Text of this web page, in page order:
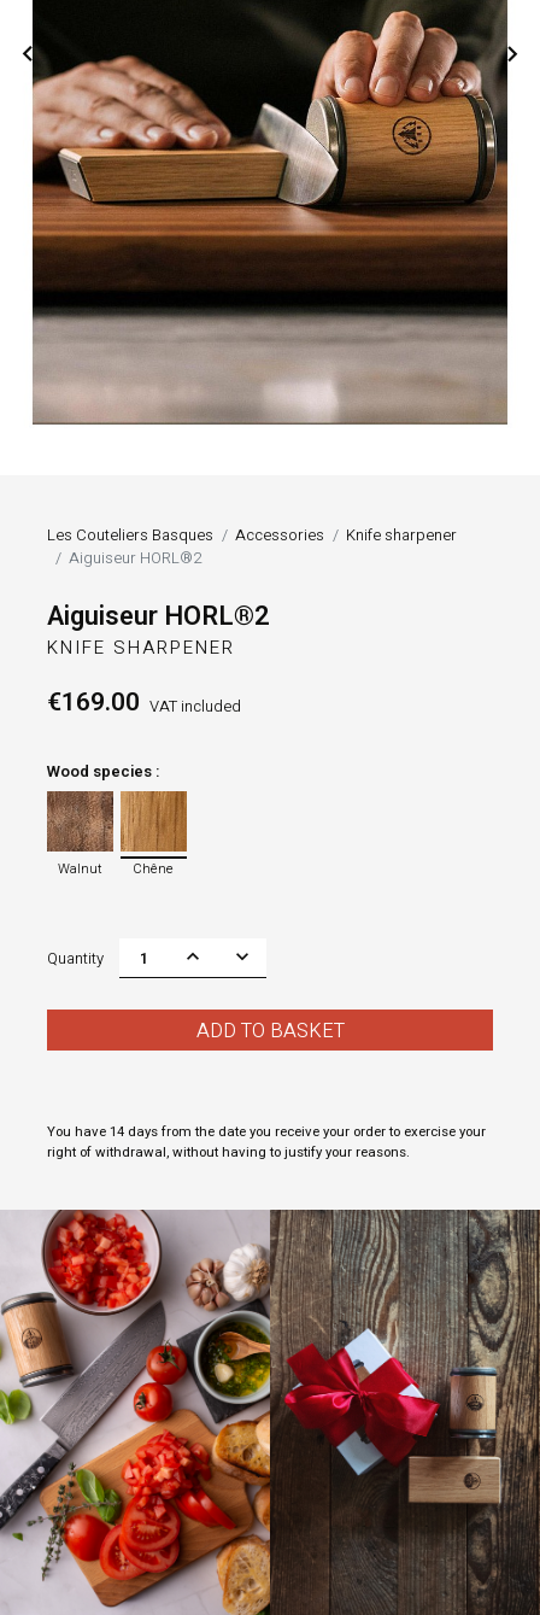
 
Les Couteliers Basques Accessories
Knife sharpener
Aiguiseur HORL®2
Aiguiseur HORL®2
KNIFE SHARPENER
€169.00 VAT included
Wood species :
Walnut
Walnut
Chêne
Chêne
Quantity
ADD TO BASKET
You have 14 days from the date you receive your order to exercise your
right of withdrawal, without having to justify your reasons.